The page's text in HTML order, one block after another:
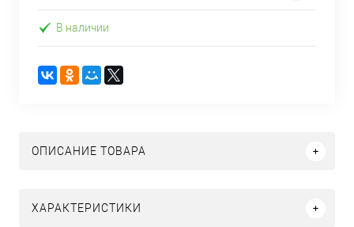
В наличии
ОПИСАНИЕ ТОВАРА
ХАРАКТЕРИСТИКИ